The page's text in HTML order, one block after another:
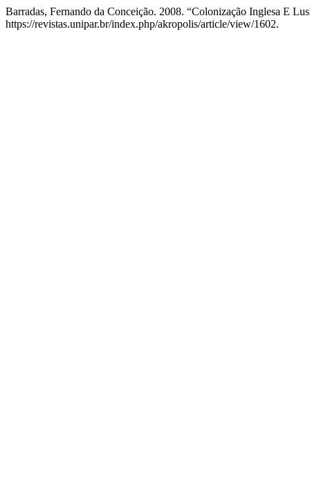
Barradas, Fernando da Conceição. 2008. “Colonização Inglesa E
https://revistas.unipar.br/index.php/akropolis/article/view/1602.